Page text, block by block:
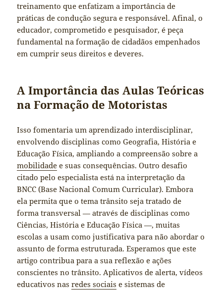
treinamento que enfatizam a importância de
práticas de condução segura e responsável. Afinal, o
educador, comprometido e pesquisador, é peça
fundamental na formação de cidadãos empenhados
em cumprir seus direitos e deveres.
A Importância das Aulas Teóricas
na Formação de Motoristas
Isso fomentaria um aprendizado interdisciplinar,
envolvendo disciplinas como Geografia, História e
Educação Física, ampliando a compreensão sobre a
mobilidade e suas consequências. Outro desafio
citado pelo especialista está na interpretação da
BNCC (Base Nacional Comum Curricular). Embora
ela permita que o tema trânsito seja tratado de
forma transversal — através de disciplinas como
Ciências, História e Educação Física —, muitas
escolas a usam como justificativa para não abordar o
assunto de forma estruturada. Esperamos que este
artigo contribua para a sua reflexão e ações
conscientes no trânsito. Aplicativos de alerta, vídeos
educativos nasredes sociais e sistemas de